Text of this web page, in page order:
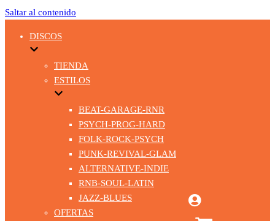
Saltar al contenido
DISCOS
TIENDA
ESTILOS
BEAT-GARAGE-RNR
PSYCH-PROG-HARD
FOLK-ROCK-PSYCH
PUNK-REVIVAL-GLAM
ALTERNATIVE-INDIE
RNB-SOUL-LATIN
JAZZ-BLUES
OFERTAS